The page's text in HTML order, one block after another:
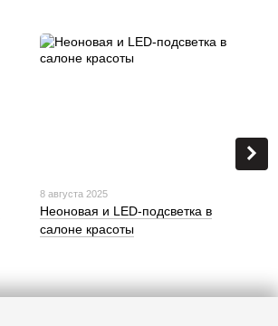
8 августа 2025
Неоновая и LED-подсветка в
салоне красоты